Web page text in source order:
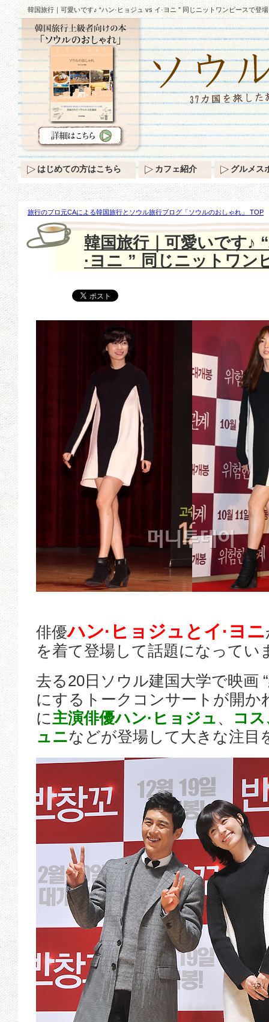
韓国旅行｜可愛いです♪ “ハン·ヒョジュ vs イ·ヨニ ” 同じニットワンピースで登
旅行のプロ元CAによる韓国旅行とソウル旅行ブログ「ソウルのおしゃれ」 TOP
す♪ “ハン·ヒョジュ vs イ·ヨニ ” 同じニットワンピースで登場！
韓国旅行｜可愛いです♪
·ヨニ ” 同じニットワン
俳優ハン·ヒョジュとイ·ヨニ
を着て登場して話題になってい
去る20日ソウル建国大学で映画
にするトークコンサートが開か
に主演俳優ハン·ヒョジュ、
コ
ュニなどが登場して大きな注目
はじめての方はこちら カフェ紹介 グルメス